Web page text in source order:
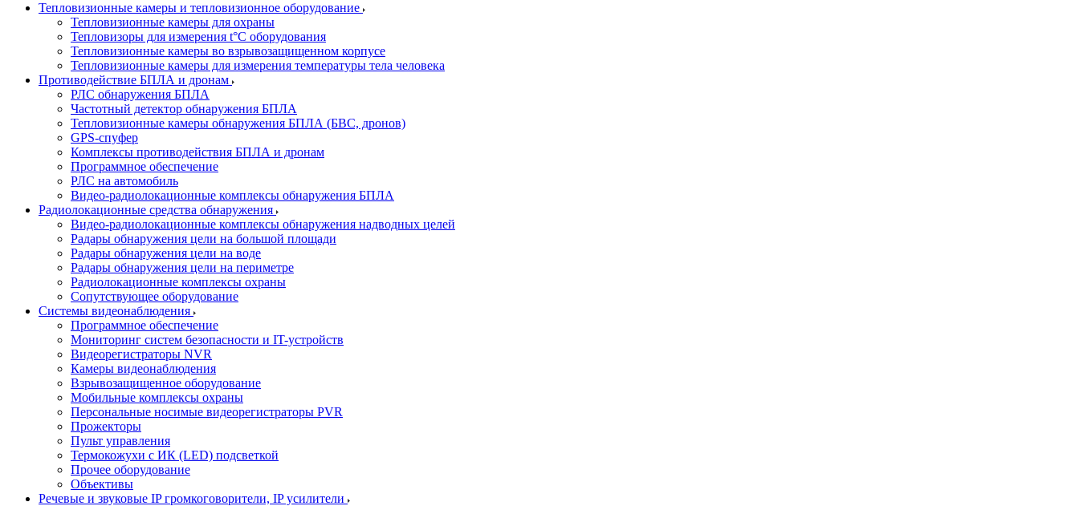
Тепловизионные камеры и тепловизионное оборудование
Тепловизионные камеры для охраны
Тепловизоры для измерения t°С оборудования
Тепловизионные камеры во взрывозащищенном корпусе
Тепловизионные камеры для измерения температуры тела человека
Противодействие БПЛА и дронам
РЛС обнаружения БПЛА
Частотный детектор обнаружения БПЛА
Тепловизионные камеры обнаружения БПЛА (БВС, дронов)
GPS-спуфер
Комплексы противодействия БПЛА и дронам
Программное обеспечение
РЛС на автомобиль
Видео-радиолокационные комплексы обнаружения БПЛА
Радиолокационные средства обнаружения
Видео-радиолокационные комплексы обнаружения надводных целей
Радары обнаружения цели на большой площади
Радары обнаружения цели на воде
Радары обнаружения цели на периметре
Радиолокационные комплексы охраны
Сопутствующее оборудование
Системы видеонаблюдения
Программное обеспечение
Мониторинг систем безопасности и IT-устройств
Видеорегистраторы NVR
Камеры видеонаблюдения
Взрывозащищенное оборудование
Мобильные комплексы охраны
Персональные носимые видеорегистраторы PVR
Прожекторы
Пульт управления
Термокожухи с ИК (LED) подсветкой
Прочее оборудование
Объективы
Речевые и звуковые IP громкоговорители, IP усилители